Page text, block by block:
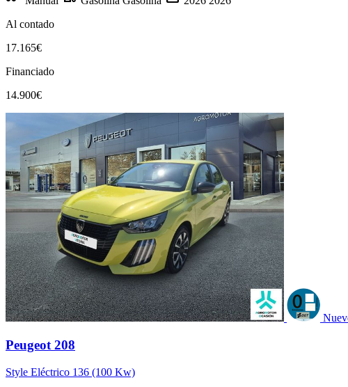
Al contado
17.165€
Financiado
14.900€
Peugeot 208
Style Eléctrico 136 (100 Kw)